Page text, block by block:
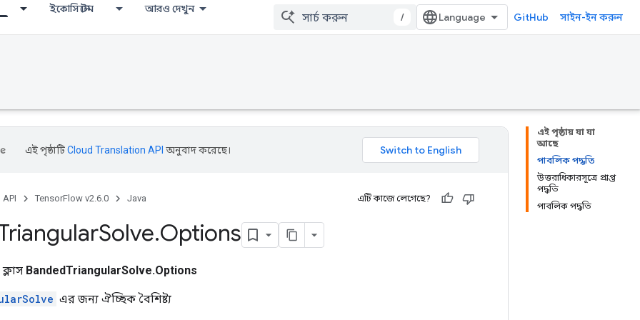
ইকোসিস্টেম আরও দেখুন
/ GitHub সাইন-ইন করুন
এই পৃষ্ঠায় যা যা
আছে
পাবলিক পদ্ধতি
উত্তরাধিকারসূত্রে প্রাপ্ত
পদ্ধতি
পাবলিক পদ্ধতি
এই পৃষ্ঠাটিCloud Translation API অনুবাদ করেছে।
API TensorFlow v2.6.0 Java এটি কাজে লেগেছে?
Solve.Options
BandedTriangularSolve.Options
এর জন্য ঐচ্ছিক বৈশিষ্ট্য